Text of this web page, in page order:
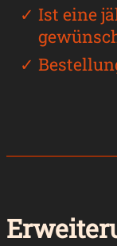
Ist eine